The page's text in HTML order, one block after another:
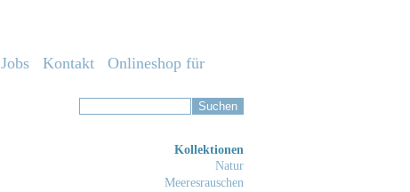
Jobs Kontakt
Onlineshop für
Kollektionen
Natur
Meeresrauschen